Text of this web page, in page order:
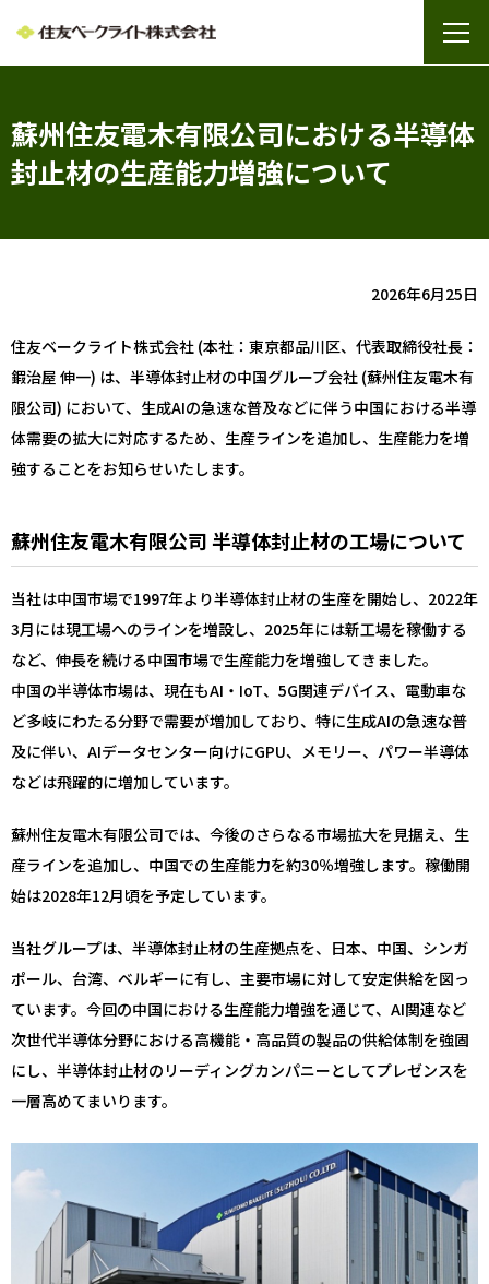
蘇州住友電木有限公司における半導体
封止材の生産能力増強について
2026年6月25日
住友ベークライト株式会社 (本社：東京都品川区、代表取締役社長：
鍜治屋 伸一) は、半導体封止材の中国グループ会社 (蘇州住友電木有
限公司) において、生成AIの急速な普及などに伴う中国における半導
体需要の拡大に対応するため、生産ラインを追加し、生産能力を増
強することをお知らせいたします。
蘇州住友電木有限公司 半導体封止材の工場について
当社は中国市場で1997年より半導体封止材の生産を開始し、2022年
3月には現工場へのラインを増設し、2025年には新工場を稼働する
など、伸長を続ける中国市場で生産能力を増強してきました。
中国の半導体市場は、現在もAI・IoT、5G関連デバイス、電動車な
ど多岐にわたる分野で需要が増加しており、特に生成AIの急速な普
及に伴い、AIデータセンター向けにGPU、メモリー、パワー半導体
などは飛躍的に増加しています。
蘇州住友電木有限公司では、今後のさらなる市場拡大を見据え、生
産ラインを追加し、中国での生産能力を約30％増強します。稼働開
始は2028年12月頃を予定しています。
当社グループは、半導体封止材の生産拠点を、日本、中国、シンガ
ポール、台湾、ベルギーに有し、主要市場に対して安定供給を図っ
ています。今回の中国における生産能力増強を通じて、AI関連など
次世代半導体分野における高機能・高品質の製品の供給体制を強固
にし、半導体封止材のリーディングカンパニーとしてプレゼンスを
一層高めてまいります。